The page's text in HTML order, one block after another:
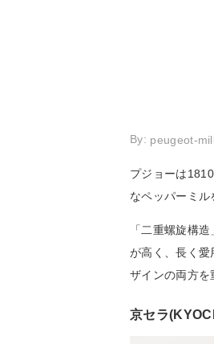
By: peugeot-
プジョーは
なペッパーミル
「二重螺旋構
が高く、長く愛
ザインの両方を
京セラ